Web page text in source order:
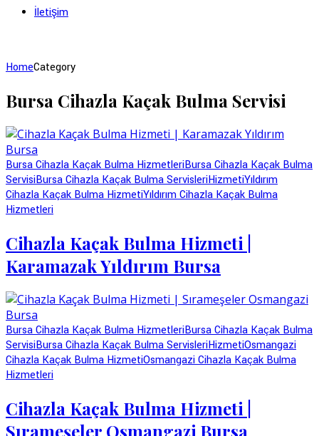
İletişim
HomeCategory
Bursa Cihazla Kaçak Bulma Servisi
Bursa Cihazla Kaçak Bulma HizmetleriBursa Cihazla Kaçak Bulma
ServisiBursa Cihazla Kaçak Bulma ServisleriHizmetiYıldırım
Cihazla Kaçak Bulma HizmetiYıldırım Cihazla Kaçak Bulma
Hizmetleri
Cihazla Kaçak Bulma Hizmeti |
Karamazak Yıldırım Bursa
Bursa Cihazla Kaçak Bulma HizmetleriBursa Cihazla Kaçak Bulma
ServisiBursa Cihazla Kaçak Bulma ServisleriHizmetiOsmangazi
Cihazla Kaçak Bulma HizmetiOsmangazi Cihazla Kaçak Bulma
Hizmetleri
Cihazla Kaçak Bulma Hizmeti |
Sırameşeler Osmangazi Bursa